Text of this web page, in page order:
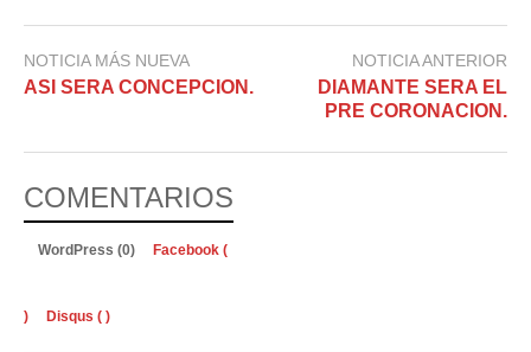
NOTICIA MÁS NUEVA
ASI SERA CONCEPCION.
NOTICIA ANTERIOR
DIAMANTE SERA EL
PRE CORONACION.
COMENTARIOS
WordPress (0) Facebook (
) Disqus ( )